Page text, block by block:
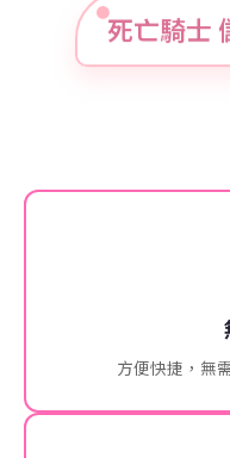
死亡騎士
方便快捷，無